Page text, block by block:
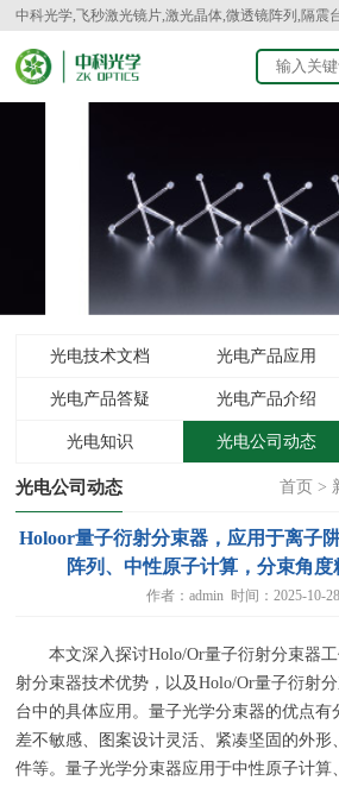
中科光学,飞秒激光镜片,激光晶体,微透镜阵列,隔震
光电技术文档 光电产品应用
光电产品答疑 光电产品介绍
光电知识 光电公司动态
光电公司动态 首页 >
Holoor量子衍射分束器，应用于离子
阵列、中性原子计算，分束角
作者：admin 时间：2025-10-
本文深入探讨Holo/Or量子衍射分束器
射分束器技术优势，以及Holo/Or量子衍射
台中的具体应用。量子光学分束器的优点有
差不敏感、图案设计灵活、紧凑坚固的外形
件等。量子光学分束器应用于中性原子计